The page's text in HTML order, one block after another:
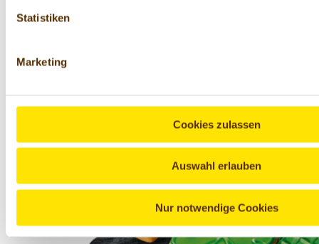
Statistiken
Marketing
Cookies zulassen
Auswahl erlauben
Nur notwendige Cookies